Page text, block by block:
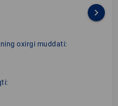
keyboard_arrow_right
oxirgi muddati: